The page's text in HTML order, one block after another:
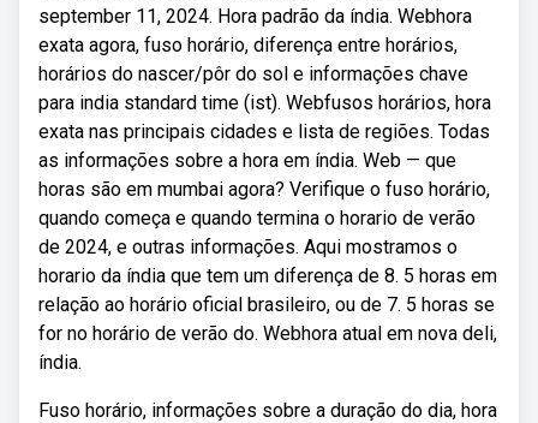
september 11, 2024. Hora padrão da índia. Webhora
exata agora, fuso horário, diferença entre horários,
horários do nascer/pôr do sol e informações chave
para india standard time (ist). Webfusos horários, hora
exata nas principais cidades e lista de regiões. Todas
as informações sobre a hora em índia. Web — que
horas são em mumbai agora? Verifique o fuso horário,
quando começa e quando termina o horario de verão
de 2024, e outras informações. Aqui mostramos o
horario da índia que tem um diferença de 8. 5 horas em
relação ao horário oficial brasileiro, ou de 7. 5 horas se
for no horário de verão do. Webhora atual em nova deli,
índia.
Fuso horário, informações sobre a duração do dia, hora